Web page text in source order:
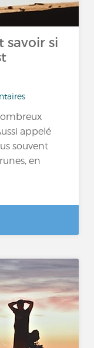
savoir si
appelé
souvent
en